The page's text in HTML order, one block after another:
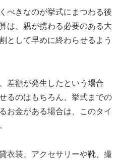
べきなのが挙式にまつわる後
は、親が携わる必要のある大
として早めに終わらせるよう
差額が発生したという場合
るのはもちろん、挙式までの
お金がある場合は、このタイ
衣装、アクセサリーや靴、撮